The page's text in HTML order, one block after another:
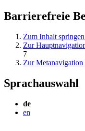
Barrierefreie
Zum Inhalt springen
Zur
7
Zur Metanavigation
Sprachauswahl
de
en